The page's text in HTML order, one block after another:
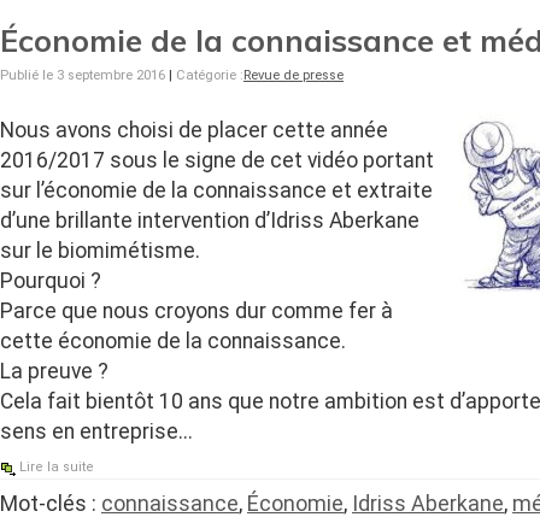
Économie de la connaissance et
Publié le 3 septembre 2016 | Catégorie :Revue de presse
Nous avons choisi de placer cette année
2016/2017 sous le signe de cet vidéo portant
sur l’économie de la connaissance et extraite
d’une brillante intervention d’Idriss Aberkane
sur le biomimétisme.
Pourquoi ?
Parce que nous croyons dur comme fer à
cette économie de la connaissance.
La preuve ?
Cela fait bientôt 10 ans que notre ambition est
sens en entreprise...
Lire la suite
Mot-clés : connaissance, Économie, Idriss Aberkane,